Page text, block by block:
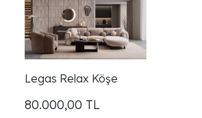
Legas Relax Köşe
80.000,00 TL